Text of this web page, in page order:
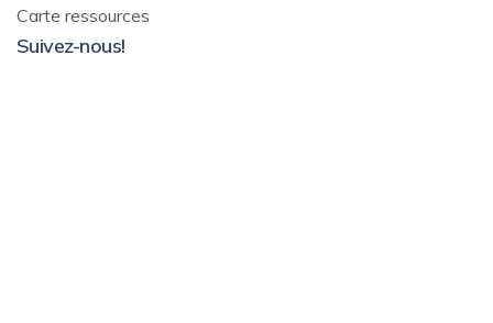
Carte ressources
Suivez-nous!